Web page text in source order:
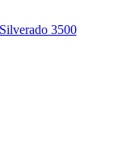
3500